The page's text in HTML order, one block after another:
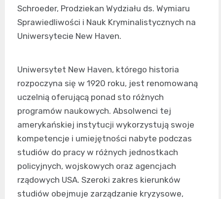
Schroeder, Prodziekan Wydziału ds. Wymiaru
Sprawiedliwości i Nauk Kryminalistycznych na
Uniwersytecie New Haven.
Uniwersytet New Haven, którego historia
rozpoczyna się w 1920 roku, jest renomowaną
uczelnią oferującą ponad sto różnych
programów naukowych. Absolwenci tej
amerykańskiej instytucji wykorzystują swoje
kompetencje i umiejętności nabyte podczas
studiów do pracy w różnych jednostkach
policyjnych, wojskowych oraz agencjach
rządowych USA. Szeroki zakres kierunków
studiów obejmuje zarządzanie kryzysowe,